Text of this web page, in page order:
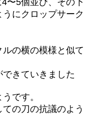
〜5個並び、その下
にクロップサーク
の横の模様と似て
きていきました
です。
の刀の抗議のよう